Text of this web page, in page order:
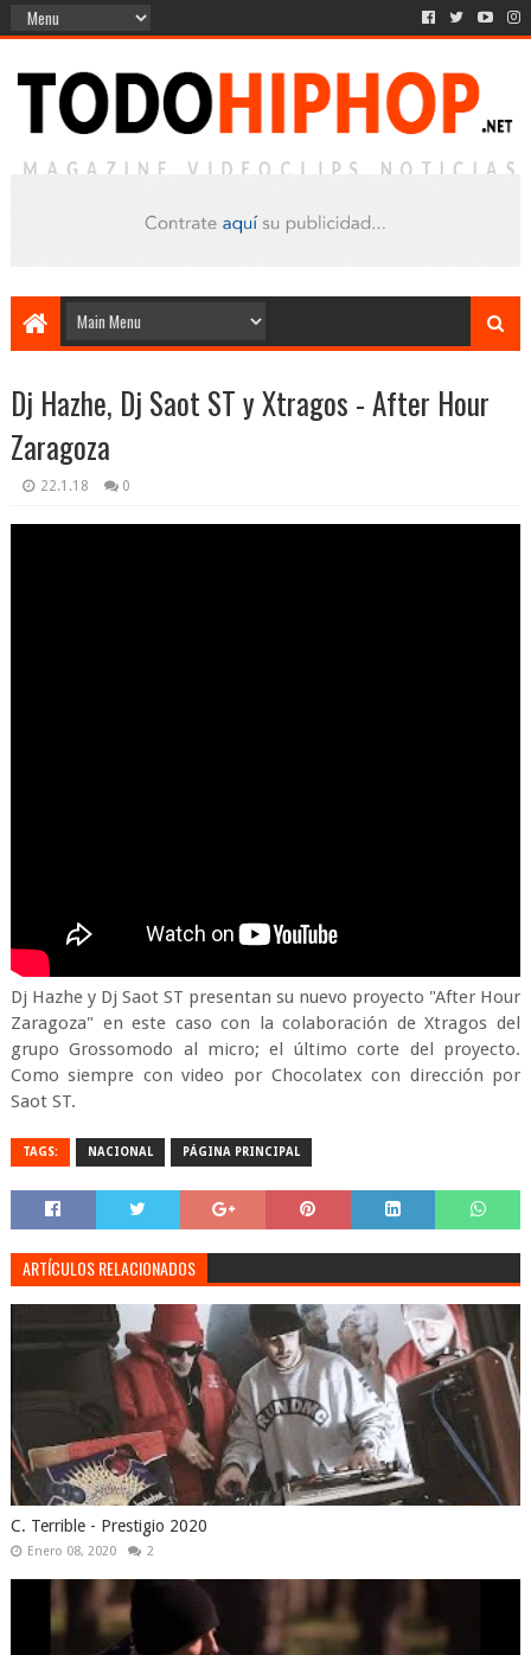
Dj Hazhe, Dj Saot ST y Xtragos - After Hour
Zaragoza
22.1.18 0
Dj Hazhe y Dj Saot ST presentan su nuevo proyecto "After Hour
Zaragoza" en este caso con la colaboración de Xtragos del
grupo Grossomodo al micro; el último corte del proyecto.
Como siempre con video por Chocolatex con dirección por
Saot ST.
TAGS: NACIONAL PÁGINA PRINCIPAL
ARTÍCULOS RELACIONADOS
C. Terrible - Prestigio 2020
Enero 08, 2020 2